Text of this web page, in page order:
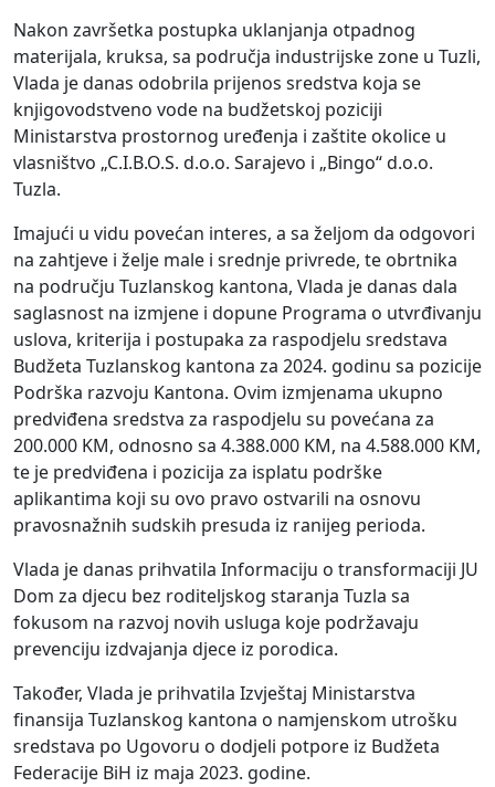
Nakon završetka postupka uklanjanja otpadnog
materijala, kruksa, sa područja industrijske zone u Tuzli,
Vlada je danas odobrila prijenos sredstva koja se
knjigovodstveno vode na budžetskoj poziciji
Ministarstva prostornog uređenja i zaštite okolice u
vlasništvo „C.I.B.O.S. d.o.o. Sarajevo i „Bingo“ d.o.o.
Tuzla.
Imajući u vidu povećan interes, a sa željom da odgovori
na zahtjeve i želje male i srednje privrede, te obrtnika
na području Tuzlanskog kantona, Vlada je danas dala
saglasnost na izmjene i dopune Programa o utvrđivanju
uslova, kriterija i postupaka za raspodjelu sredstava
Budžeta Tuzlanskog kantona za 2024. godinu sa pozicije
Podrška razvoju Kantona. Ovim izmjenama ukupno
predviđena sredstva za raspodjelu su povećana za
200.000 KM, odnosno sa 4.388.000 KM, na 4.588.000 KM,
te je predviđena i pozicija za isplatu podrške
aplikantima koji su ovo pravo ostvarili na osnovu
pravosnažnih sudskih presuda iz ranijeg perioda.
Vlada je danas prihvatila Informaciju o transformaciji JU
Dom za djecu bez roditeljskog staranja Tuzla sa
fokusom na razvoj novih usluga koje podržavaju
prevenciju izdvajanja djece iz porodica.
Također, Vlada je prihvatila Izvještaj Ministarstva
finansija Tuzlanskog kantona o namjenskom utrošku
sredstava po Ugovoru o dodjeli potpore iz Budžeta
Federacije BiH iz maja 2023. godine.